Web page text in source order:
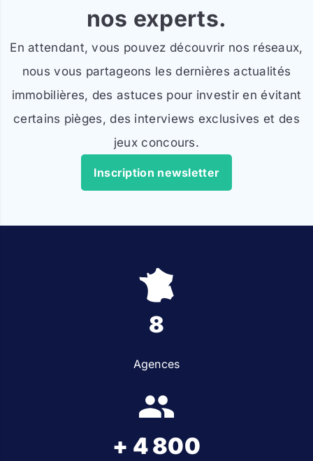
nos experts.
En attendant, vous pouvez découvrir nos réseaux,
nous vous partageons les dernières actualités
immobilières, des astuces pour investir en évitant
certains pièges, des interviews exclusives et des
jeux concours.
Inscription newsletter
8
Agences
+ 4 800